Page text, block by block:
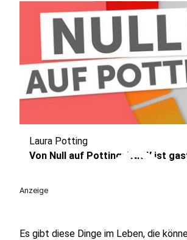
play_circle
Laura Potting
Von Null auf Potting: "NRW ist
Anzeige
Es gibt diese Dinge im Leben, die